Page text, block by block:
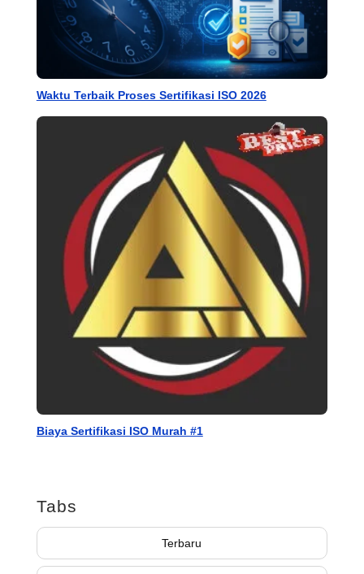
Waktu Terbaik Proses Sertifikasi ISO 2026
Biaya Sertifikasi ISO Murah #1
Tabs
Terbaru